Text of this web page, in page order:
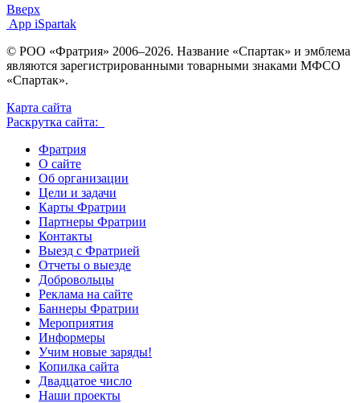
Вверх
App iSpartak
© РОО «Фратрия» 2006–2026. Название «Спартак» и эмблема
являются зарегистрированными товарными знаками МФСО
«Спартак».
Карта сайта
Раскрутка сайта:
Фратрия
О сайте
Об организации
Цели и задачи
Карты Фратрии
Партнеры Фратрии
Контакты
Выезд с Фратрией
Отчеты о выезде
Добровольцы
Реклама на сайте
Баннеры Фратрии
Мероприятия
Информеры
Учим новые заряды!
Копилка сайта
Двадцатое число
Наши проекты